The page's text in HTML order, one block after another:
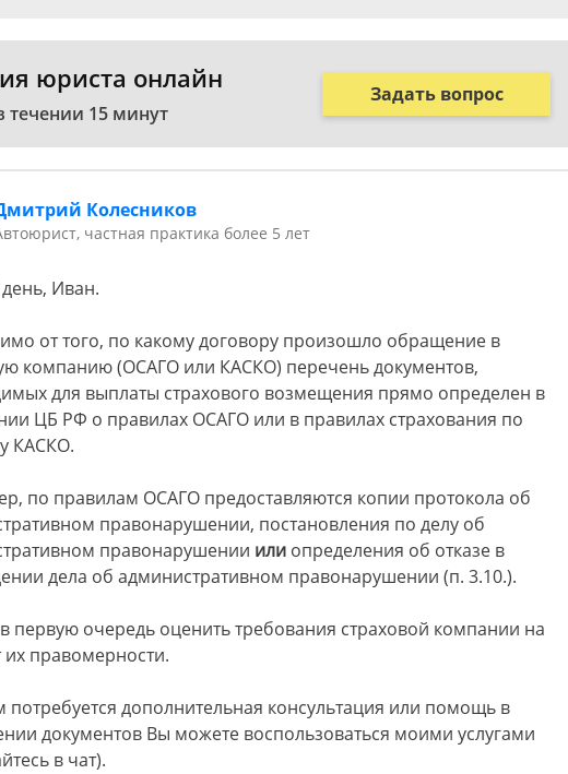
юриста онлайн
течении 15 минут
Задать вопрос
Колесников
частная практика более 5 лет
Иван.
от того, по какому договору произошло обращение в
компанию (ОСАГО или КАСКО) перечень документов,
для выплаты страхового возмещения прямо определен в
ЦБ РФ о правилах ОСАГО или в правилах страхования по
КАСКО.
по правилам ОСАГО предоставляются копии протокола об
правонарушении, постановления по делу об
правонарушении или определения об отказе в
дела об административном правонарушении (п. 3.10.).
первую очередь оценить требования страховой компании на
их правомерности.
потребуется дополнительная консультация или помощь в
документов Вы можете воспользоваться моими услугами
в чат).